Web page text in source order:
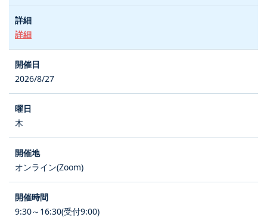
詳細
2026/8/27
木
オンライン(Zoom)
9:30～16:30(受付9:00)